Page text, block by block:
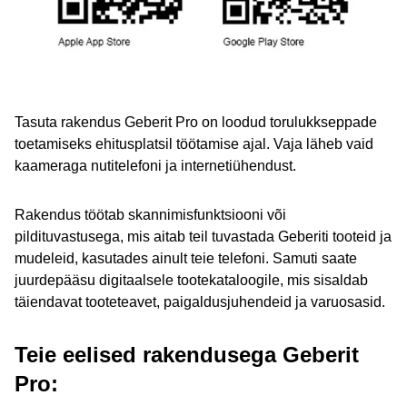
Tasuta rakendus Geberit Pro on loodud torulukkseppade
toetamiseks ehitusplatsil töötamise ajal. Vaja läheb vaid
kaameraga nutitelefoni ja internetiühendust.
Rakendus töötab skannimisfunktsiooni või
pildituvastusega, mis aitab teil tuvastada Geberiti tooteid ja
mudeleid, kasutades ainult teie telefoni. Samuti saate
juurdepääsu digitaalsele tootekataloogile, mis sisaldab
täiendavat tooteteavet, paigaldusjuhendeid ja varuosasid.
Teie eelised rakendusega Geberit
Pro: